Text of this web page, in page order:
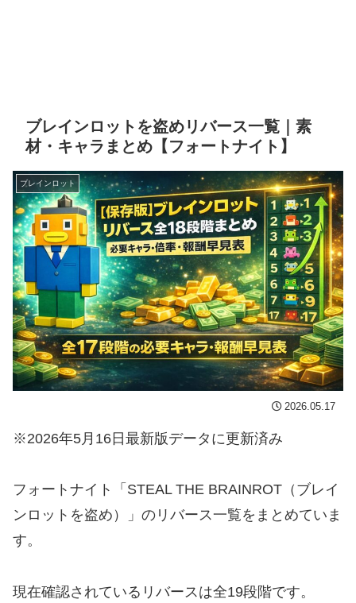
ブレインロットを盗めリバース一覧｜素
材・キャラまとめ【フォートナイト】
ブレインロット
2026.05.17
※2026年5月16日最新版データに更新済み
フォートナイト「STEAL THE BRAINROT（ブレイ
ンロットを盗め）」のリバース一覧をまとめていま
す。
現在確認されているリバースは全19段階です。